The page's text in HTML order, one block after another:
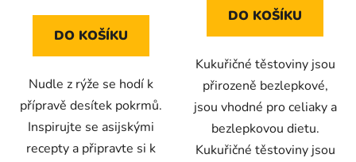
5
DO KOŠÍKU
Nudle z rýže se hodí k
přípravě desítek pokrmů.
Inspirujte se asijskými
recepty a připravte si k
DO KOŠÍKU
Kukuřičné těstoviny jsou
přirozeně bezlepkové,
jsou vhodné pro celiaky a
bezlepkovou dietu.
Kukuřičné těstoviny jsou